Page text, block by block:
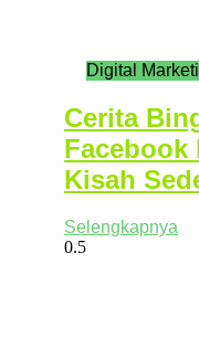
Digital
Cerita
Facebook
Kisah
Selengkapnya